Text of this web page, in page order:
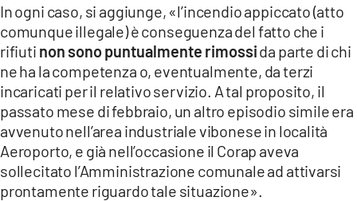
In ogni caso, si aggiunge, «l’incendio appiccato (atto
comunque illegale) è conseguenza del fatto che i
rifiuti non sono puntualmente rimossida parte di chi
ne ha la competenza o, eventualmente, da terzi
incaricati per il relativo servizio. A tal proposito, il
passato mese di febbraio, un altro episodio simile era
avvenuto nell’area industriale vibonese in località
Aeroporto, e già nell’occasione il Corap aveva
sollecitato l’Amministrazione comunale ad attivarsi
prontamente riguardo tale situazione».